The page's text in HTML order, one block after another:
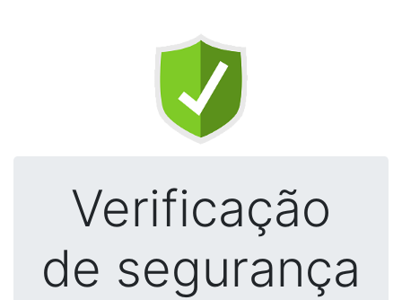
Verificação
de segurança